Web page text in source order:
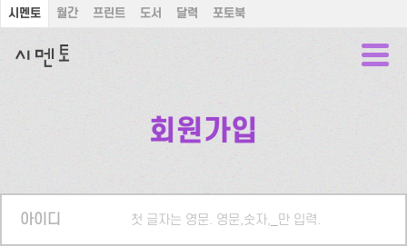
시멘토 월간 프린트 도서 달력 포토북
회원가입
아이디 첫 글자는 영문. 영문,숫자,_만 입력.